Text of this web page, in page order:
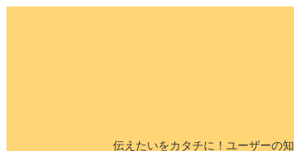
伝えたいをカタチに！ユーザーの